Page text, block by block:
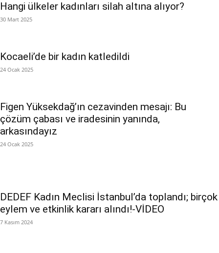
Hangi ülkeler kadınları silah altına alıyor?
30 Mart 2025
Kocaeli’de bir kadın katledildi
24 Ocak 2025
Figen Yüksekdağ’ın cezavinden mesajı: Bu
çözüm çabası ve iradesinin yanında,
arkasındayız
24 Ocak 2025
DEDEF Kadın Meclisi İstanbul’da toplandı; birçok
eylem ve etkinlik kararı alındı!-VİDEO
7 Kasım 2024